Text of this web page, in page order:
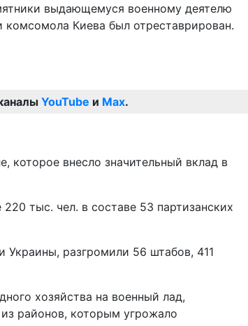
выдающемуся военному деятелю
Киева был отреставрирован.
YouTube и Max.
которое внесло значительный вклад в
тыс. чел. в составе 53 партизанских
Украины, разгромили 56 штабов, 411
хозяйства на военный лад,
районов, которым угрожало